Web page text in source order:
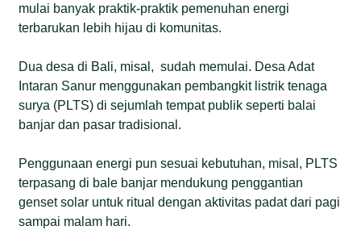
mulai banyak praktik-praktik pemenuhan energi
terbarukan lebih hijau di komunitas.
Dua desa di Bali, misal, sudah memulai. Desa Adat
Intaran Sanur menggunakan pembangkit listrik tenaga
surya (PLTS) di sejumlah tempat publik seperti balai
banjar dan pasar tradisional.
Penggunaan energi pun sesuai kebutuhan, misal, PLTS
terpasang di bale banjar mendukung penggantian
genset solar untuk ritual dengan aktivitas padat dari pagi
sampai malam hari.